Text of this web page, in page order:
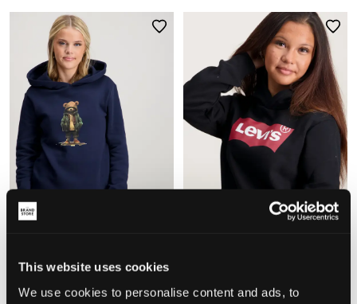
This website uses cookies
We use cookies to personalise content and ads, to
NLMNAMSE LS BRU SWEAT W.
39 €
39 €